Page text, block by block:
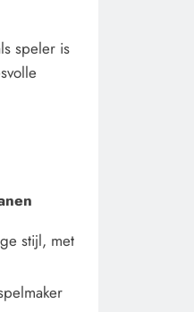
speler is
stijl, met